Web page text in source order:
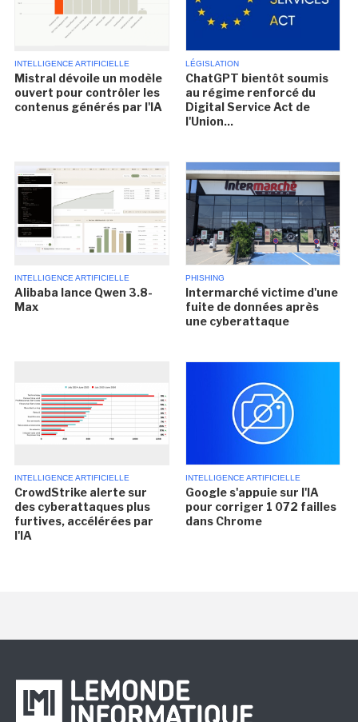
INTELLIGENCE ARTIFICIELLE
Mistral dévoile un modèle
ouvert pour contrôler les
contenus générés par l'IA
LÉGISLATION
ChatGPT bientôt soumis
au régime renforcé du
Digital Service Act de
l'Union...
INTELLIGENCE ARTIFICIELLE
Alibaba lance Qwen 3.8-
Max
PHISHING
Intermarché victime d'une
fuite de données après
une cyberattaque
INTELLIGENCE ARTIFICIELLE
CrowdStrike alerte sur
des cyberattaques plus
furtives, accélérées par
l'IA
INTELLIGENCE ARTIFICIELLE
Google s'appuie sur l'IA
pour corriger 1 072 failles
dans Chrome